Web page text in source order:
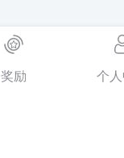
奖励 个